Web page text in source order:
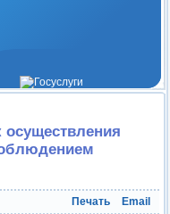
осуществления
Печать Email